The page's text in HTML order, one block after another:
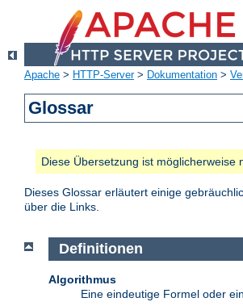
Apache > HTTP-Server> Dokumentation >
Glossar
Diese Übersetzung ist möglicherweise
Dieses Glossar erläutert einige
über die Links.
Definitionen
Algorithmus
Eine eindeutige Formel oder